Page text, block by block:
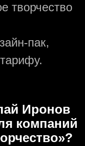
творчество
пак,
Иронов
компаний